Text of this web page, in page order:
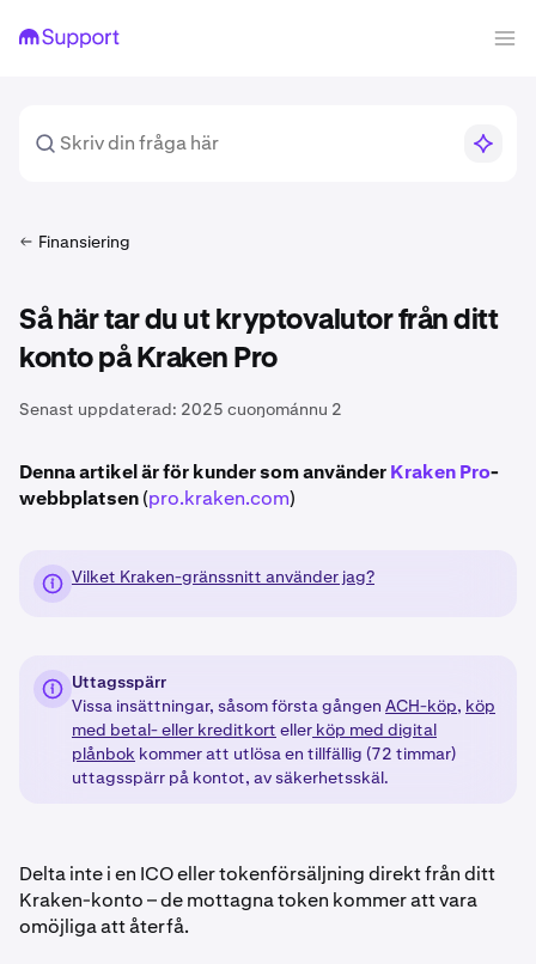
Finansiering
Så här tar du ut kryptovalutor från ditt
konto på Kraken Pro
Senast uppdaterad: 2025 cuoŋománnu 2
Denna artikel är för kunder som använderKraken Pro-
webbplatsen(pro.kraken.com)
Vilket Kraken-gränssnitt använder jag?
Uttagsspärr
Vissa insättningar, såsom första gången ACH-köp, köp
med betal- eller kreditkort eller köp med digital
plånbok kommer att utlösa en tillfällig (72 timmar)
uttagsspärr på kontot, av säkerhetsskäl.
Delta inte i en ICO eller tokenförsäljning direkt från ditt
Kraken-konto – de mottagna token kommer att vara
omöjliga att återfå.